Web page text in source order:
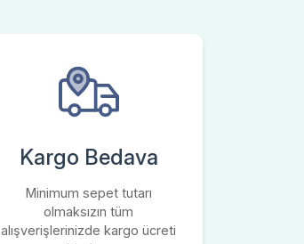
Kargo Bedava
Minimum sepet tutarı
olmaksızın tüm
alışverişlerinizde kargo ücreti